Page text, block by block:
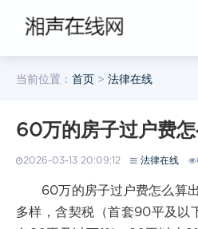
当前位置： 首页 > 法律在线
60万的房子过户费
2026-03-13 20:09:12 法律在线
60万的房子过户费怎么算出
多样，含契税（首套90平及以